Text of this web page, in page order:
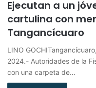
Ejecutan a un
cartulina con
Tangancícuaro
LINO
2024.- Autoridades de la
con una carpeta de…